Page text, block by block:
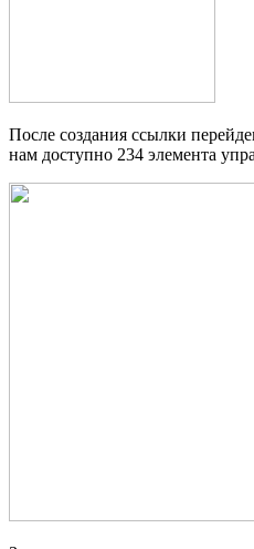
После создания ссылки
нам доступно 234 элемента